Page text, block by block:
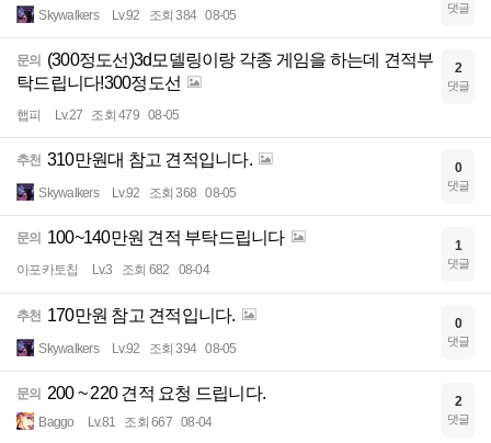
Skywalkers Lv.92 조회 384 08-05 댓글
문의
(300정도선)3d모델링이랑 각종 게임을 하는데 견적부
탁드립니다!300정도선
햅피 Lv.27 조회 479 08-05
2
댓글
추천 310만원대 참고 견적입니다.
Skywalkers Lv.92 조회 368 08-05
0
댓글
문의 100~140만원 견적 부탁드립니다
아포카토칩 Lv.3 조회 682 08-04
1
댓글
추천 170만원 참고 견적입니다.
Skywalkers Lv.92 조회 394 08-05
0
댓글
문의 200 ~ 220 견적 요청 드립니다.
Baggo Lv.81 조회 667 08-04
2
댓글